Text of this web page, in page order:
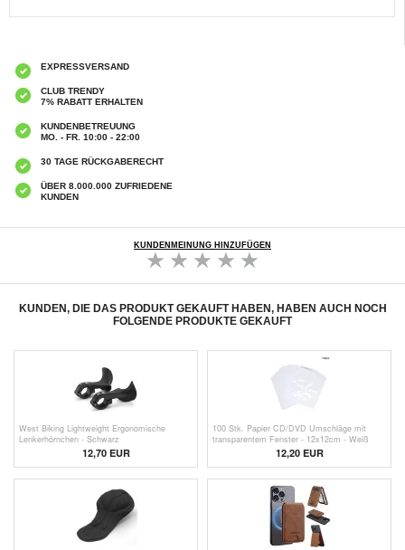
EXPRESSVERSAND
CLUB TRENDY
7% RABATT ERHALTEN
KUNDENBETREUUNG
MO. - FR. 10:00 - 22:00
30 TAGE RÜCKGABERECHT
ÜBER 8.000.000 ZUFRIEDENE
KUNDEN
KUNDENMEINUNG HINZUFÜGEN
KUNDEN, DIE DAS PRODUKT GEKAUFT HABEN, HABEN AUCH NOCH
FOLGENDE PRODUKTE GEKAUFT
West Biking Lightweight Ergonomische
Lenkerhörnchen - Schwarz
12,70 EUR
100 Stk. Papier CD/DVD Umschläge mit
transparentem Fenster - 12x12cm - Weiß
12,20EUR